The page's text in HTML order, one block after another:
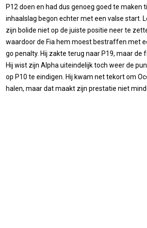
P12 doen en had dus genoeg goed te maken
inhaalslag begon echter met een valse start.
zijn bolide niet op de juiste positie neer te
waardoor de Fia hem moest bestraffen met
go penalty. Hij zakte terug naar P19, maar de
Hij wist zijn Alpha uiteindelijk toch weer de
op P10 te eindigen. Hij kwam net tekort om
halen, maar dat maakt zijn prestatie niet